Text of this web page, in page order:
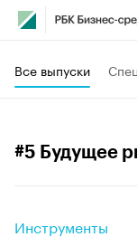
Все выпуски
#5 Будущее
Инструменты